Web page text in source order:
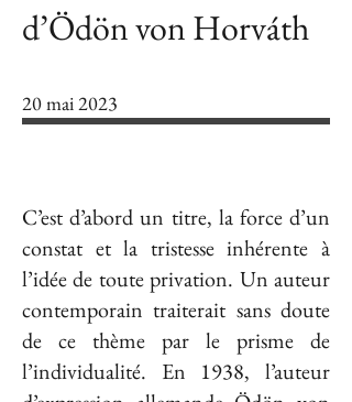
d’Ödön von Horváth
20 mai 2023
C’est d’abord un titre, la force d’un
constat et la tristesse inhérente à
l’idée de toute privation. Un auteur
contemporain traiterait sans doute
de ce thème par le prisme de
l’individualité. En 1938, l’auteur